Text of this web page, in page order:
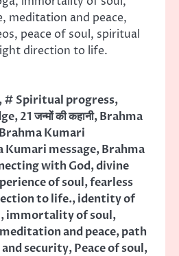
meditation and peace,
peace of soul, spiritual
direction to life.
,# Spiritual progress,
,21 जन्मों की कहानी,Brahma
Brahma Kumari
Kumari message,Brahma
with God,divine
of soul,fearless
to life.,identity of
,immortality of soul,
meditation and peace,path
and security,Peace of soul,